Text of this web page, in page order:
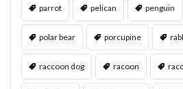
parrot pelican penguin
polar bear porcupine
raccoon dog racoon